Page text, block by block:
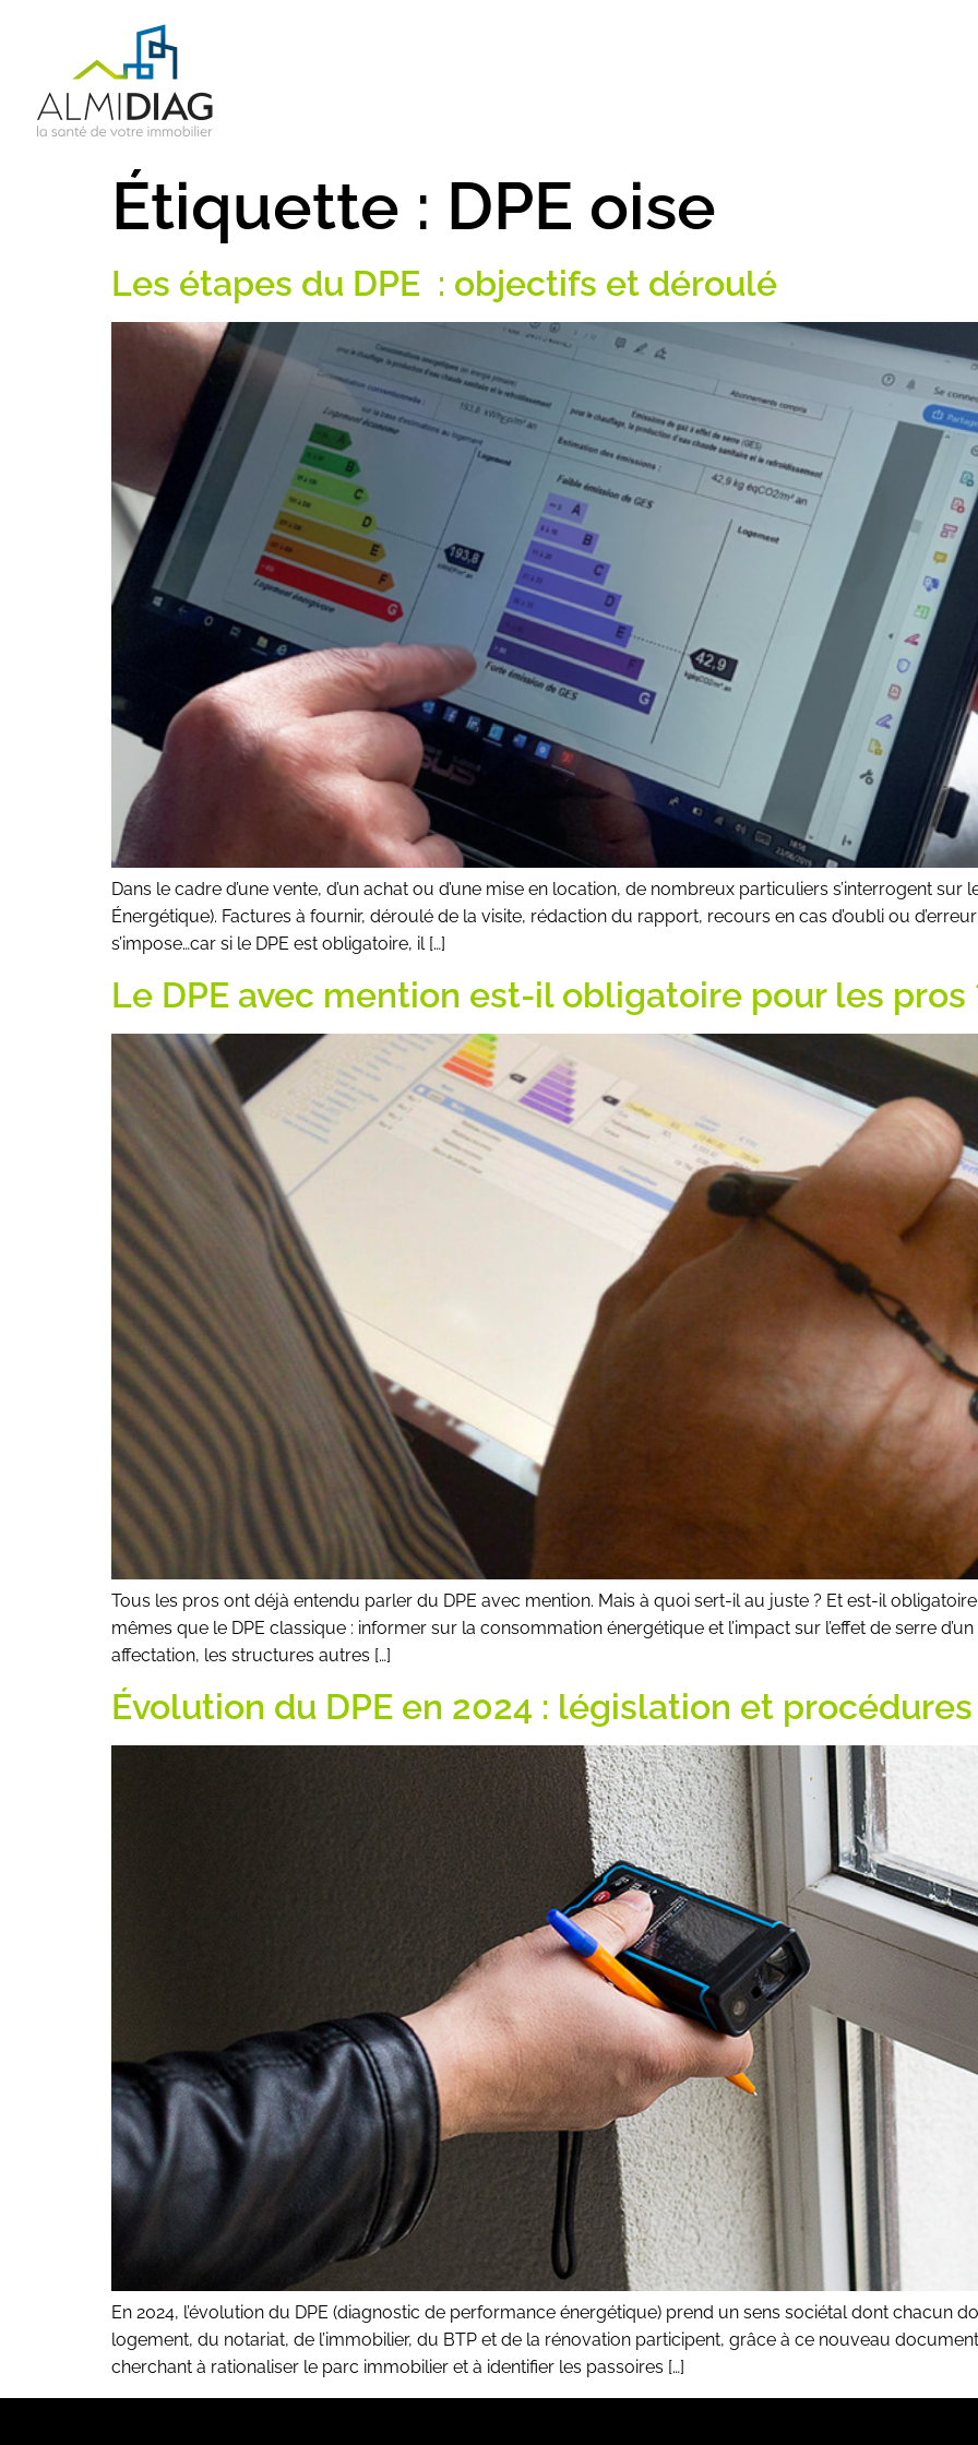
Étiquette : DPE oise
Les étapes du DPE : objectifs et déroulé
Dans le cadre d’une vente, d’un achat ou d’une mise en location, de nombreux particuliers s’interrogent
Énergétique). Factures à fournir, déroulé de la visite, rédaction du rapport, recours en cas d’oubli ou
s’impose…car si le DPE est obligatoire, il […]
Le DPE avec mention est-il obligatoire pour les pros
Tous les pros ont déjà entendu parler du DPE avec mention. Mais à quoi sert-il au juste ? Et est-il
mêmes que le DPE classique : informer sur la consommation énergétique et l’impact sur l’effet de serre
affectation, les structures autres […]
Évolution du DPE en 2024 : législation et procédures
En 2024, l’évolution du DPE (diagnostic de performance énergétique) prend un sens sociétal dont chacun
logement, du notariat, de l’immobilier, du BTP et de la rénovation participent, grâce à ce nouveau
cherchant à rationaliser le parc immobilier et à identifier les passoires […]